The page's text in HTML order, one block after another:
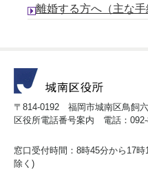
離婚する方へ（主な手
〒814-0192 福岡市城南区鳥飼
区役所電話番号案内 電話：092-
窓口受付時間：8時45分から17
除く)